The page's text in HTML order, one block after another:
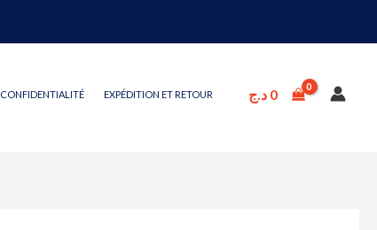
CONFIDENTIALITÉ EXPÉDITION ET RETOUR 0 د.ج